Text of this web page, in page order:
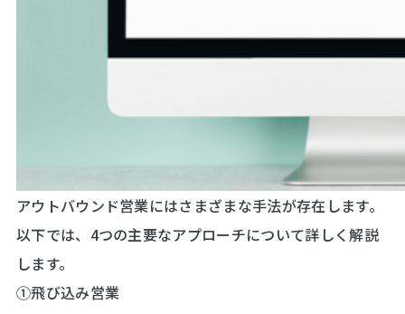
アウトバウンド営業にはさまざまな手法が存在します。
以下では、4つの主要なアプローチについて詳しく解説
します。
①飛び込み営業